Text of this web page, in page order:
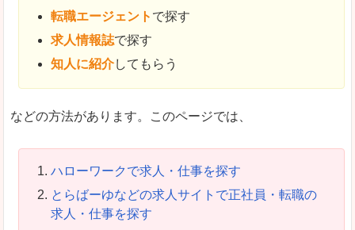
転職エージェント で探す
求人情報誌で探す
知人に紹介してもらう
などの方法があります。このページでは、
ハローワークで求人・仕事を探す
とらばーゆなどの求人サイトで正社員・転職の
求人・仕事を探す